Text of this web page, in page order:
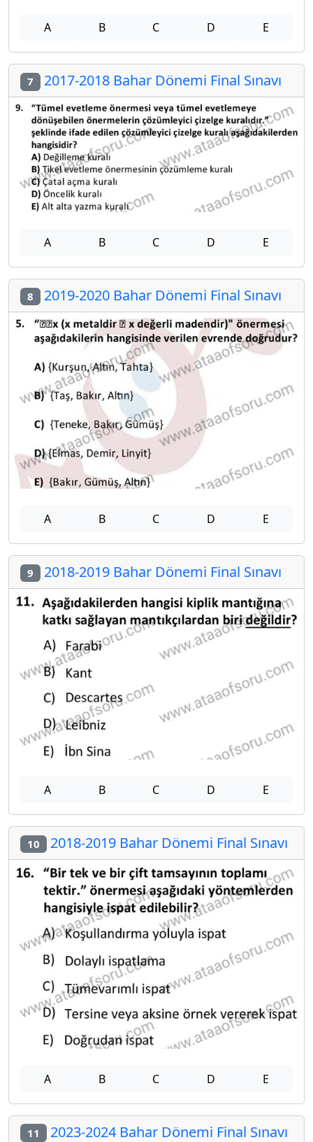
A B C D E
7 2017-2018 Bahar Dönemi Final Sınavı
A B C D E
8 2019-2020 Bahar Dönemi Final Sınavı
A B C D E
9 2018-2019 Bahar Dönemi Final Sınavı
A B C D E
10 2018-2019 Bahar Dönemi Final Sınavı
A B C D E
11 2023-2024 Bahar Dönemi Final Sınavı